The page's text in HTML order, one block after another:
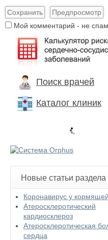
Мой комментарий - не спам
Поиск врачей
Каталог клиник
Новые статьи раздела
Коронавирус у
Атеросклеротический
кардиосклероз
Атеросклеротическая
сердца